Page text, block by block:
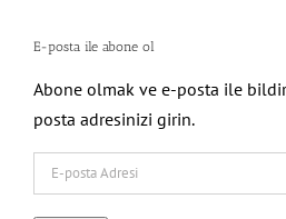
E-posta ile abone ol
Abone olmak ve e-posta ile
posta adresinizi girin.
posta